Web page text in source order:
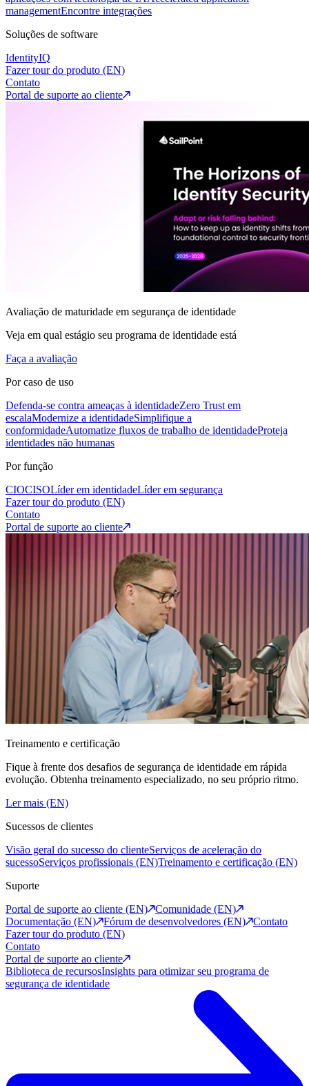
managementEncontre integrações
Soluções de software
IdentityIQ
Fazer tour do produto (EN)
Contato
Portal de suporte ao cliente
Avaliação de maturidade em segurança de identidade
Veja em qual estágio seu programa de identidade está
Faça a avaliação
Por caso de uso
Defenda-se contra ameaças à identidadeZero Trust em
escalaModernize a identidadeSimplifique a
conformidadeAutomatize fluxos de trabalho de identidadeProteja
identidades não humanas
Por função
CIOCISOLíder em identidadeLíder em segurança
Fazer tour do produto (EN)
Contato
Portal de suporte ao cliente
Treinamento e certificação
Fique à frente dos desafios de segurança de identidade em rápida
evolução. Obtenha treinamento especializado, no seu próprio ritmo.
Ler mais (EN)
Sucessos de clientes
Visão geral do sucesso do clienteServiços de aceleração do
sucessoServiços profissionais (EN)Treinamento e certificação (EN)
Suporte
Portal de suporte ao cliente (EN)
Comunidade (EN)
Documentação (EN)
Fórum de desenvolvedores (EN)
Contato
Fazer tour do produto (EN)
Contato
Portal de suporte ao cliente
Biblioteca de recursosInsights para otimizar seu programa de
segurança de identidade